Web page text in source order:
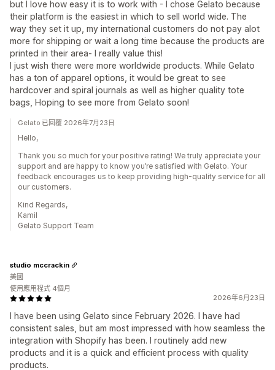
but I love how easy it is to work with - I chose Gelato because
their platform is the easiest in which to sell world wide. The
way they set it up, my international customers do not pay alot
more for shipping or wait a long time because the products are
printed in their area- I really value this!
I just wish there were more worldwide products. While Gelato
has a ton of apparel options, it would be great to see
hardcover and spiral journals as well as higher quality tote
bags, Hoping to see more from Gelato soon!
Gelato 已回覆 2026年7月23日
Hello,
Thank you so much for your positive rating! We truly appreciate your
support and are happy to know you’re satisfied with Gelato. Your
feedback encourages us to keep providing high-quality service for all
our customers.
Kind Regards,
Kamil
Gelato Support Team
2026年6月23日
I have been using Gelato since February 2026. I have had
consistent sales, but am most impressed with how seamless the
integration with Shopify has been. I routinely add new
products and it is a quick and efficient process with quality
products.
studio mccrackin
美國
使用應用程式 4個月